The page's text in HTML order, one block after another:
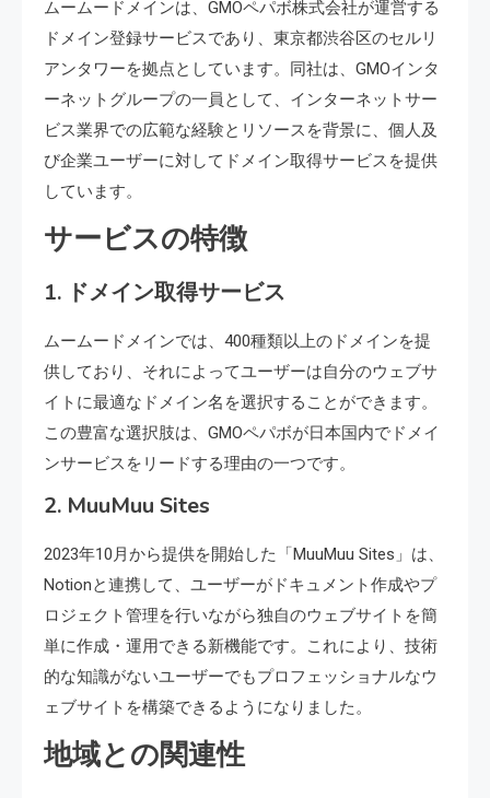
ムームードメインは、GMOペパボ株式会社が運営する
ドメイン登録サービスであり、東京都渋谷区のセルリ
アンタワーを拠点としています。同社は、GMOインタ
ーネットグループの一員として、インターネットサー
ビス業界での広範な経験とリソースを背景に、個人及
び企業ユーザーに対してドメイン取得サービスを提供
しています。
サービスの特徴
1. ドメイン取得サービス
ムームードメインでは、400種類以上のドメインを提
供しており、それによってユーザーは自分のウェブサ
イトに最適なドメイン名を選択することができます。
この豊富な選択肢は、GMOペパボが日本国内でドメイ
ンサービスをリードする理由の一つです。
2. MuuMuu Sites
2023年10月から提供を開始した「MuuMuu Sites」は、
Notionと連携して、ユーザーがドキュメント作成やプ
ロジェクト管理を行いながら独自のウェブサイトを簡
単に作成・運用できる新機能です。これにより、技術
的な知識がないユーザーでもプロフェッショナルなウ
ェブサイトを構築できるようになりました。
地域との関連性